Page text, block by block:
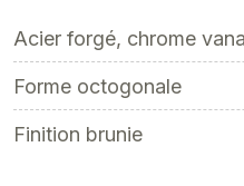
Acier forgé, chrome
Forme octogonale
Finition brunie